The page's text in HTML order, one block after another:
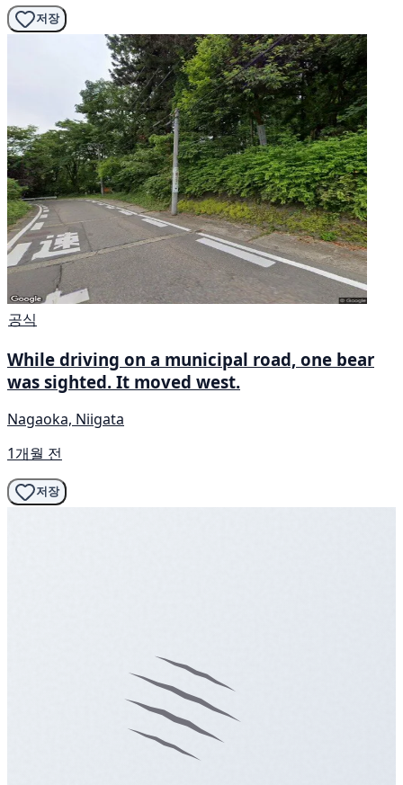
저장
공식
While driving on a municipal road, one bear
was sighted. It moved west.
Nagaoka, Niigata
1개월 전
저장